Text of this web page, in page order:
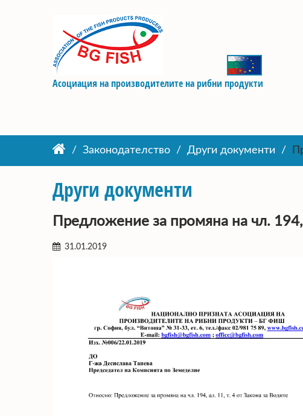
Асоциация на производителите на рибни продукти
Законодателство Други документи
Други документи
Предложение за промяна на чл.
31.01.2019